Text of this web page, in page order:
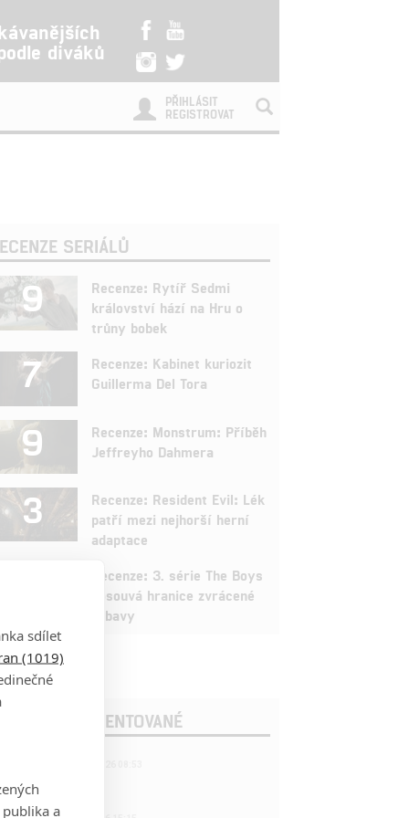
diváků
PŘIHLÁSIT
REGISTROVAT
SERIÁLŮ
9
Recenze: Rytíř Sedmi
království hází na Hru o
trůny bobek
7
Recenze: Kabinet kuriozit
Guillerma Del Tora
9
Recenze: Monstrum: Příběh
Jeffreyho Dahmera
3
Recenze: Resident Evil: Lék
patří mezi nejhorší herní
adaptace
Recenze: 3. série The Boys
posouvá hranice zvrácené
zábavy
KOMENTOVANÉ
彈專家
sdílet
(1019)
a